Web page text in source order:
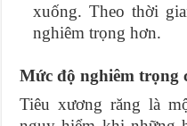
xuống. Theo thời
nghiêm trọng hơn.
Mức độ nghiêm trọng
Tiêu xương răng là